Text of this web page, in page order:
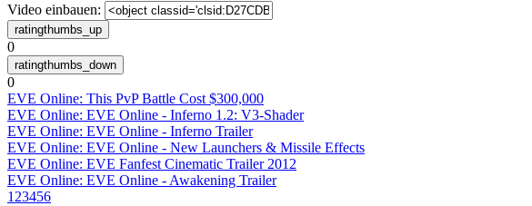
Video einbauen:
0
0
EVE Online: This PvP Battle Cost $300,000
EVE Online: EVE Online - Inferno 1.2: V3-Shader
EVE Online: EVE Online - Inferno Trailer
EVE Online: EVE Online - New Launchers & Missile Effects
EVE Online: EVE Fanfest Cinematic Trailer 2012
EVE Online: EVE Online - Awakening Trailer
1 23456